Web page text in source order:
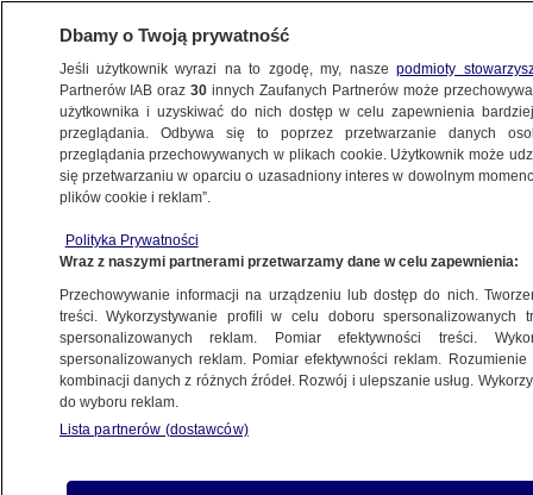
WARSZAWA
NAJNOWSZE
12.10.2011, 06:41
Udostępnij
Dbamy o Twoją prywatność
Jeśli użytkownik wyrazi na to zgodę, my, naszepodmioty
Partnerów IAB oraz30 innych Zaufanych Partnerów może
użytkownika i uzyskiwać do nich dostęp w celu zapewnienia
przeglądania. Odbywa się to poprzez przetwarzanie danych
przeglądania przechowywanych w plikach cookie. Użytkownik może
się przetwarzaniu w oparciu o uzasadniony interes w dowolnym
plików cookie i reklam”.
Polityka Prywatności
Wraz z naszymi partnerami przetwarzamy dane w celu zapewnienia:
Przechowywanie informacji na urządzeniu lub dostęp do nich.
treści. Wykorzystywanie profili w celu doboru spersonalizowanych
spersonalizowanych reklam. Pomiar efektywności treści.
spersonalizowanych reklam. Pomiar efektywności reklam.
kombinacji danych z różnych źródeł. Rozwój i ulepszanie usług.
do wyboru reklam.
Lista partnerów (dostawców)